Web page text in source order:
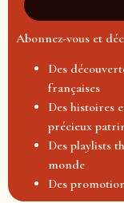
Abonnez-vous et
Des
françaises
Des histoires
précieux
Des playlists
monde
Des